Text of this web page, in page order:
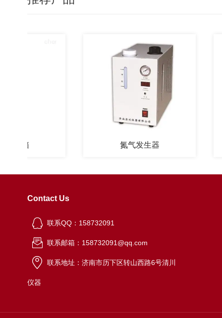
氮气发生器
Contact Us
联系QQ：158732091
联系邮箱：158732091@qq.com
联系地址：济南市历下区转山西路6号清川
仪器